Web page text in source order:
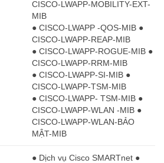
CISCO-LWAPP-MOBILITY-EXT-
MIB
● CISCO-LWAPP -QOS-MIB ●
CISCO-LWAPP-REAP-MIB
● CISCO-LWAPP-ROGUE-MIB ●
CISCO-LWAPP-RRM-MIB
● CISCO-LWAPP-SI-MIB ●
CISCO-LWAPP-TSM-MIB
● CISCO-LWAPP- TSM-MIB ●
CISCO-LWAPP-WLAN -MIB ●
CISCO-LWAPP-WLAN-BẢO
MẬT-MIB
● Dịch vụ Cisco SMARTnet ●